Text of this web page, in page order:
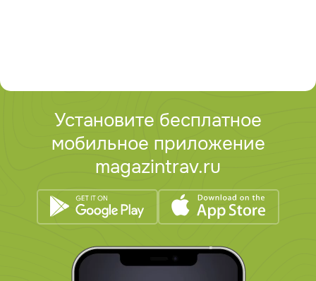
Установите бесплатное
мобильное приложение
magazintrav.ru